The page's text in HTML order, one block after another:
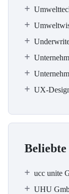
UX-
ucc unite
UHU